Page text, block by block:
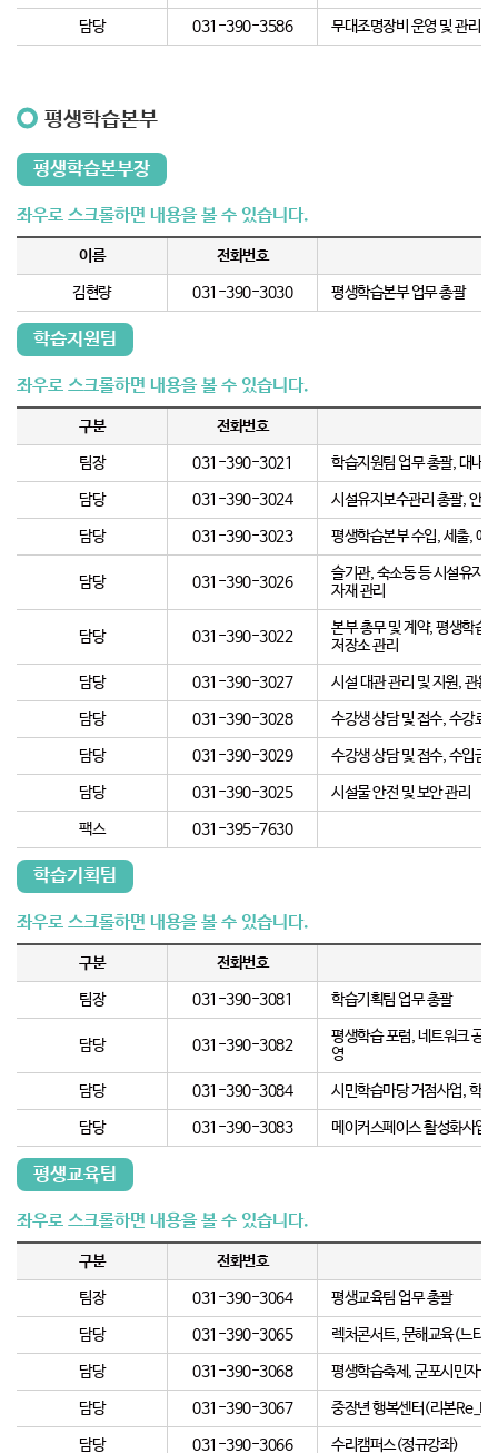
담당 031-390-3586 무대조명장비 운영 및 관리
평생학습본부
평생학습본부장
이름 전화번호
김현량 031-390-3030 평생학습본부 업무 총괄
학습지원팀
구분 전화번호
팀장 031-390-3021 학습지원팀 업무 총괄, 대내
담당 031-390-3024 시설유지보수관리 총괄, 안
담당 031-390-3023 평생학습본부 수입, 세출, 예
담당 031-390-3026
슬기관, 숙소동 등 시설유지
자재 관리
담당 031-390-3022
본부 총무 및 계약, 평생학습
저장소 관리
담당 031-390-3027 시설 대관 관리 및 지원, 관용
담당 031-390-3028 수강생 상담 및 접수, 수강료
담당 031-390-3029 수강생 상담 및 접수, 수입금
담당 031-390-3025 시설물 안전 및 보안 관리
팩스 031-395-7630
학습기획팀
구분 전화번호
팀장 031-390-3081 학습기획팀 업무 총괄
담당 031-390-3082
평생학습 포럼, 네트워크 공
영
담당 031-390-3084 시민학습마당 거점사업, 학
담당 031-390-3083 메이커스페이스 활성화사업,
평생교육팀
구분 전화번호
팀장 031-390-3064 평생교육팀 업무 총괄
담당 031-390-3065 렉처콘서트, 문해교육(느티
담당 031-390-3068 평생학습축제, 군포시민자율
담당 031-390-3067 중장년 행복센터(리본
담당 031-390-3066 수리캠퍼스(정규강좌)